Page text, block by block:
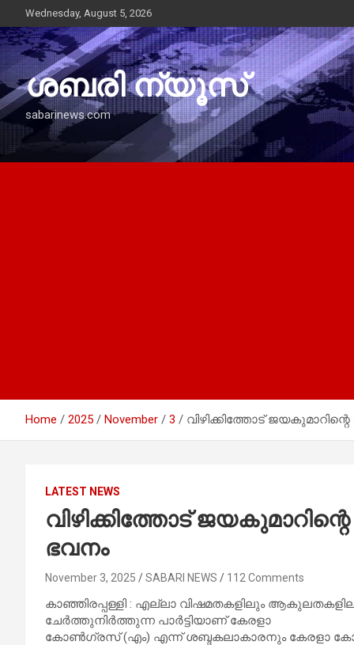
to
content
Wednesday, August 5, 2026
ശബരി ന്യൂസ്
sabarinews.com
Home 2025 November 3 വിഴിക്കിത്തോട്
LATEST NEWS
വിഴിക്കിത്തോട്
ഭവനം
November 3, 2025 SABARI NEWS 112 Comments
കാഞ്ഞിരപ്പള്ളി : എല്ലാ വിഷമതകളിലും
ചേർത്തുനിർത്തുന്ന പാർട്ടിയാണ് കേരളാ
കോൺഗ്രസ് (എം) എന്ന് ശബ്ദകലാകാരനും കേരളാ